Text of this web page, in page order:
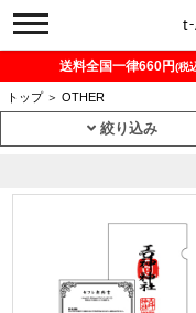
toggle
navigation
t-
送料全国一律660円(税
トップ ＞ OTHER
絞り込み